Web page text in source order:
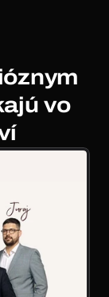
vo
40+ klientov